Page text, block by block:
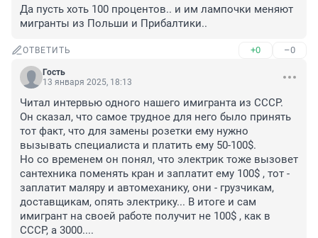
Да пусть хоть 100 процентов.. и им лампочки меняют
мигранты из Польши и Прибалтики..
ОТВЕТИТЬ +0 –0
Гость
13 января 2025, 18:13
Читал интервью одного нашего имигранта из СССР.
Он сказал, что самое трудное для него было принять
тот факт, что для замены розетки ему нужно
вызывать специалиста и платить ему 50-100$.
Но со временем он понял, что электрик тоже вызовет
сантехника поменять кран и заплатит ему 100$ , тот -
заплатит маляру и автомеханику, они - грузчикам,
доставщикам, опять электрику... В итоге и сам
имигрант на своей работе получит не 100$ , как в
СССР, а 3000....